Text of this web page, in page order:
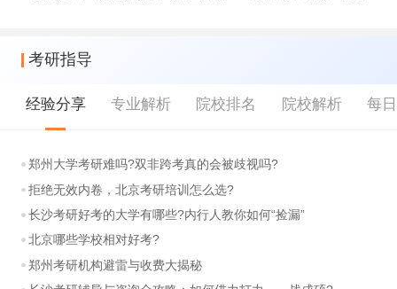
考研指导
经验分享 专业解析 院校排名 院校解析 每
郑州大学考研难吗?双非跨考真的会被歧视吗?
拒绝无效内卷，北京考研培训怎么选?
长沙考研好考的大学有哪些?内行人教你如何“捡漏”
北京哪些学校相对好考?
郑州考研机构避雷与收费大揭秘